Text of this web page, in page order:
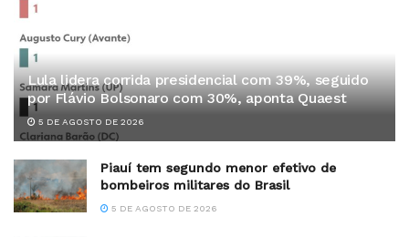
Lula lidera corrida presidencial com 39%, seguido
por Flávio Bolsonaro com 30%, aponta Quaest
5 DE AGOSTO DE 2026
Piauí tem segundo menor efetivo de
bombeiros militares do Brasil
5 DE AGOSTO DE 2026